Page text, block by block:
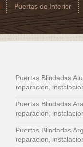
Puertas de Interior
Puertas Blindadas
reparacion,
Puertas Blindadas
reparacion,
Puertas Blindadas
reparacion,